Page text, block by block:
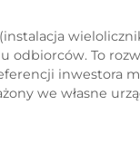
(instalacja
odbiorców. To
inwestora
we własne